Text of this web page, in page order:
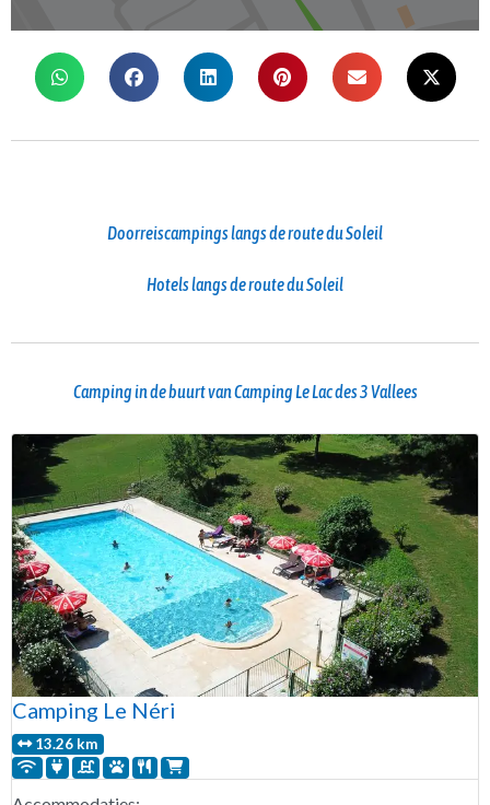
Doorreiscampings langs de route du Soleil
Hotels langs de route du Soleil
Camping in de buurt van Camping Le Lac des 3 Vallees
Camping Le Néri
13.26 km